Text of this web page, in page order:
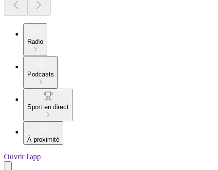
Radio
Podcasts
Sport en direct
À proximité
Ouvrir l'app